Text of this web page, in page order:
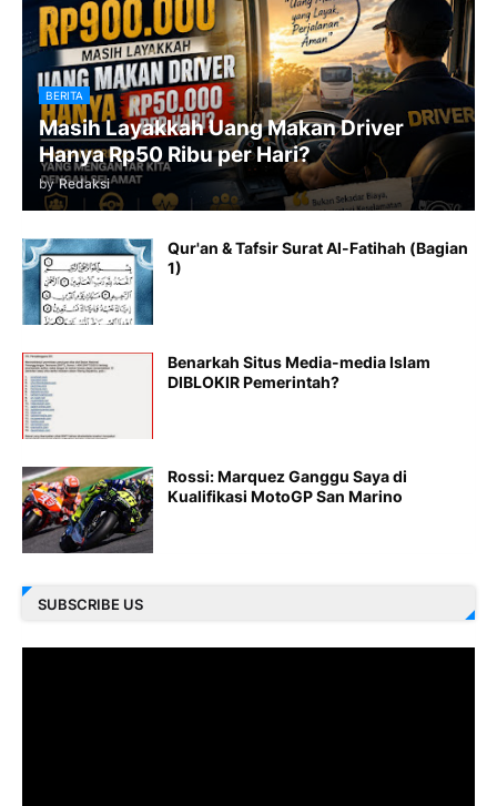
BERITA
Masih Layakkah Uang Makan Driver
Hanya Rp50 Ribu per Hari?
by Redaksi
Qur'an & Tafsir Surat Al-Fatihah (Bagian
1)
Benarkah Situs Media-media Islam
DIBLOKIR Pemerintah?
Rossi: Marquez Ganggu Saya di
Kualifikasi MotoGP San Marino
SUBSCRIBE US